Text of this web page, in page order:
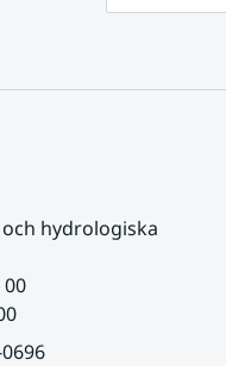
hydrologiska
00